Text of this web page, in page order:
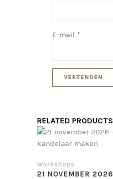
E-mail *
RELATED PRODUCTS
Workshops
21 NOVEMBER